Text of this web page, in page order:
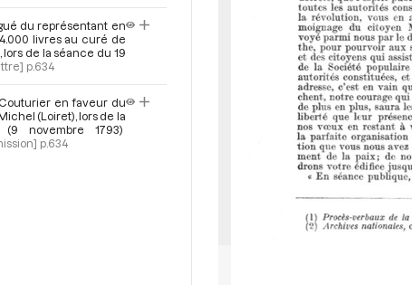
du représentant en
livres au curé de
de la séance du 19
p.634
en faveur du
(Loiret), lors de la
novembre 1793)
p.634